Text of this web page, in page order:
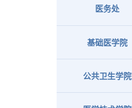
医务处
基础医学院
公共卫生学院